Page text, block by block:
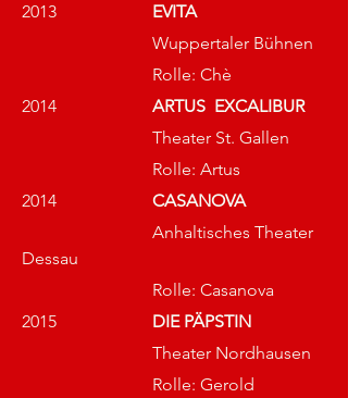
EVITA
			Wuppertaler Bühnen
			Rolle: Chè
ARTUS  EXCALIBUR
Theater St. Gallen
			Rolle: Artus
CASANOVA
Dessau
			Rolle: Casanova
DIE PÄPSTIN
			Theater Nordhausen
			Rolle: Gerold